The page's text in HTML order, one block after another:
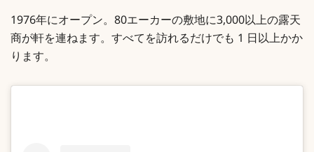
1976年にオープン。80エーカーの敷地に3,000以上の露天
商が軒を連ねます。すべてを訪れるだけでも 1 日以上かか
ります。